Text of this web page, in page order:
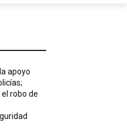
apoyo
robo de